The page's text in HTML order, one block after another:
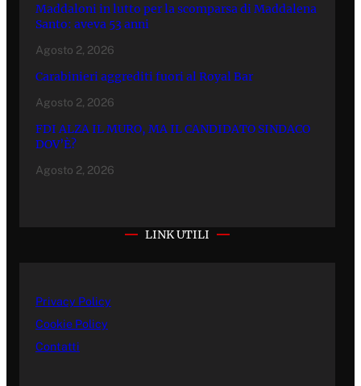
Maddaloni in lutto per la scomparsa di Maddalena
Santo: aveva 53 anni
Agosto 2, 2026
Carabinieri aggrediti fuori al Royal Bar
Agosto 2, 2026
FDI ALZA IL MURO, MA IL CANDIDATO SINDACO
DOV’È?
Agosto 2, 2026
LINK UTILI
Privacy Policy
Cookie Policy
Contatti